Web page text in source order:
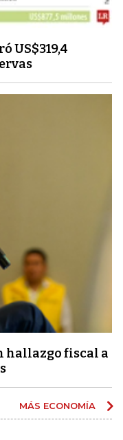
US$319,4
hallazgo fiscal a
MÁS ECONOMÍA